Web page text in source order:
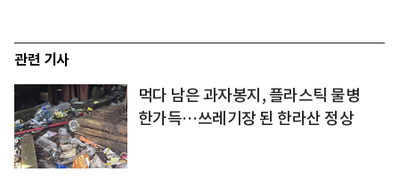
관련 기사
먹다 남은 과자봉지, 플라스틱 물병
한가득…쓰레기장 된 한라산 정상